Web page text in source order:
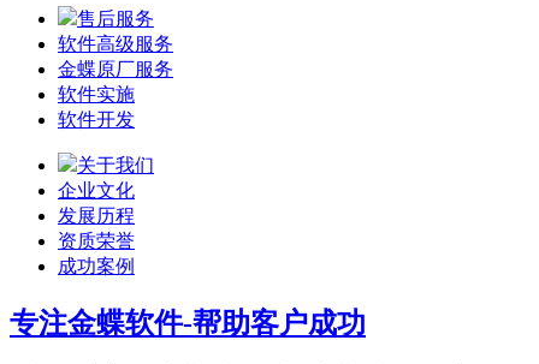
售后服务
软件高级服务
金蝶原厂服务
软件实施
软件开发
关于我们
企业文化
发展历程
资质荣誉
成功案例
专注金蝶软件-帮助客户成功